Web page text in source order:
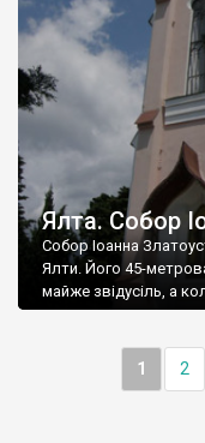
Ялта. Собор
Собор Іоанна
Ялти. Його 45-метрова
майже звідусіль, а
1 2